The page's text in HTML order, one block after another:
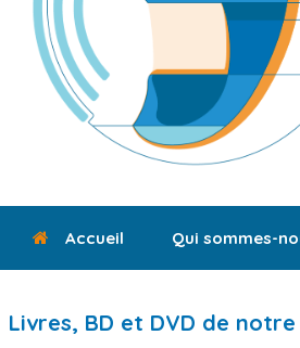
Accueil Qui sommes-
Livres, BD et DVD de